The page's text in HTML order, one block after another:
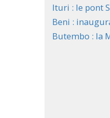
Ituri : le pont
Beni :
Butembo : la